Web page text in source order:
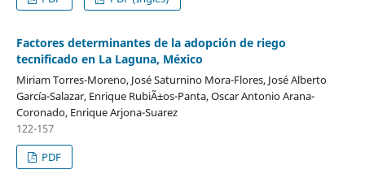
Factores determinantes de la adopción de riego
tecnificado en La Laguna, México
Miriam Torres-Moreno, José Saturnino Mora-Flores, José Alberto
García-Salazar, Enrique RubiÃ±os-Panta, Oscar Antonio Arana-
Coronado, Enrique Arjona-Suarez
122-157
PDF